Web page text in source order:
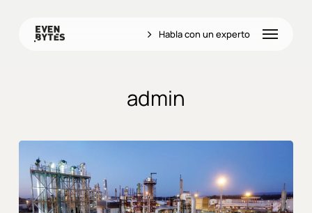
Habla con un experto Menu
admin